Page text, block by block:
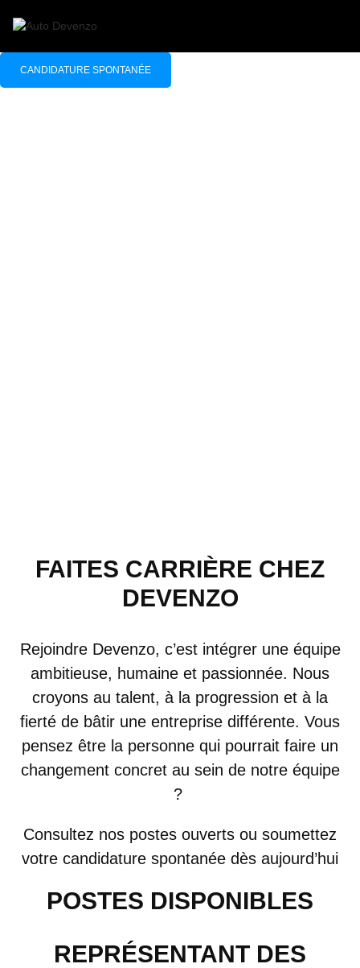
CANDIDATURE SPONTANÉE
FAITES CARRIÈRE CHEZ
DEVENZO
Rejoindre Devenzo, c’est intégrer une équipe
ambitieuse, humaine et passionnée. Nous
croyons au talent, à la progression et à la
fierté de bâtir une entreprise différente. Vous
pensez être la personne qui pourrait faire un
changement concret au sein de notre équipe
?
Consultez nos postes ouverts ou soumettez
votre candidature spontanée dès aujourd’hui
POSTES DISPONIBLES
REPRÉSENTANT DES